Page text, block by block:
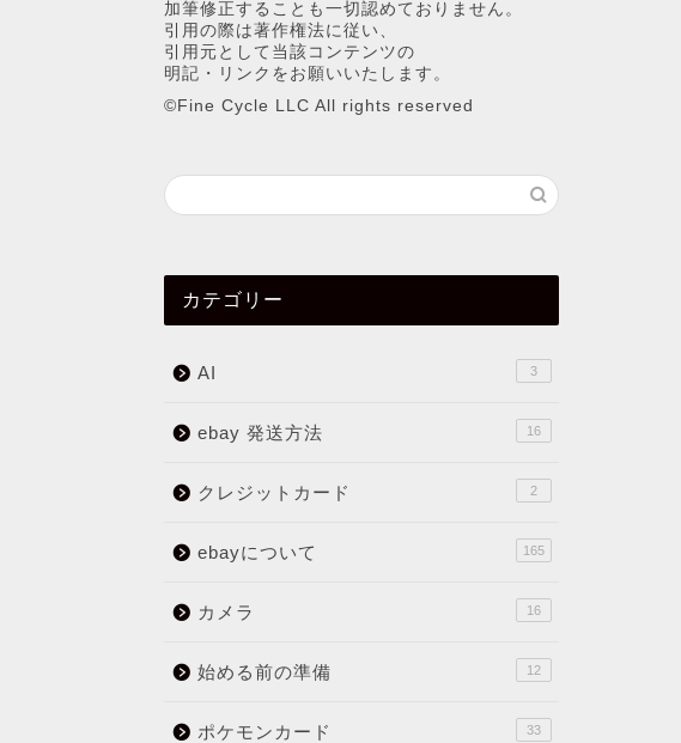
加筆修正することも一切認めておりません。
引用の際は著作権法に従い、
引用元として当該コンテンツの
明記・リンクをお願いいたします。
©︎Fine Cycle LLC All rights reserved
カテゴリー
AI 3
ebay 発送方法 16
クレジットカード 2
ebayについて 165
カメラ 16
始める前の準備 12
ポケモンカード 33